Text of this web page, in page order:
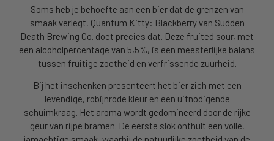
Soms heb je behoefte aan een bier dat de grenzen van
smaak verlegt, Quantum Kitty: Blackberry van Sudden
Death Brewing Co. doet precies dat. Deze fruited sour, met
een alcoholpercentage van 5,5%, is een meesterlijke balans
tussen fruitige zoetheid en verfrissende zuurheid.
Bij het inschenken presenteert het bier zich met een
levendige, robijnrode kleur en een uitnodigende
schuimkraag. Het aroma wordt gedomineerd door de rijke
geur van rijpe bramen. De eerste slok onthult een volle,